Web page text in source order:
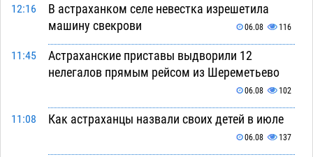
12:16
В астраханком селе невестка изрешетила
машину свекрови
06.08 116
11:45
Астраханские приставы выдворили 12
нелегалов прямым рейсом из Шереметьево
06.08 102
11:08 Как астраханцы назвали своих детей в июле
06.08 137